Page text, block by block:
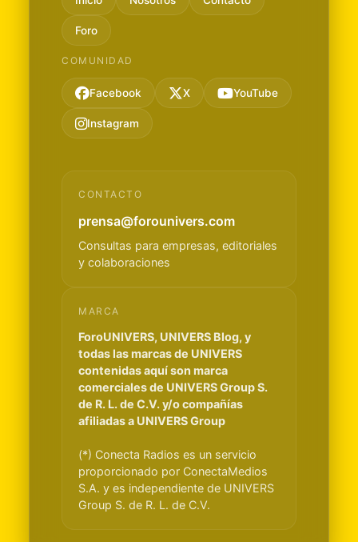
Foro
COMUNIDAD
Facebook X YouTube
Instagram
CONTACTO
prensa@forounivers.com
Consultas para empresas, editoriales
y colaboraciones
MARCA
ForoUNIVERS, UNIVERS Blog, y
todas las marcas de UNIVERS
contenidas aquí son marca
comerciales de UNIVERS Group S.
de R. L. de C.V. y/o compañías
afiliadas a UNIVERS Group
(*) Conecta Radios es un servicio
proporcionado por ConectaMedios
S.A. y es independiente de UNIVERS
Group S. de R. L. de C.V.